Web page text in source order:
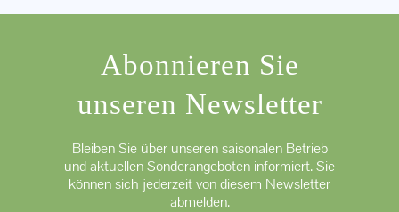
Abonnieren Sie
unseren Newsletter
Bleiben Sie über unseren saisonalen Betrieb
und aktuellen Sonderangeboten informiert. Sie
können sich jederzeit von diesem Newsletter
abmelden.